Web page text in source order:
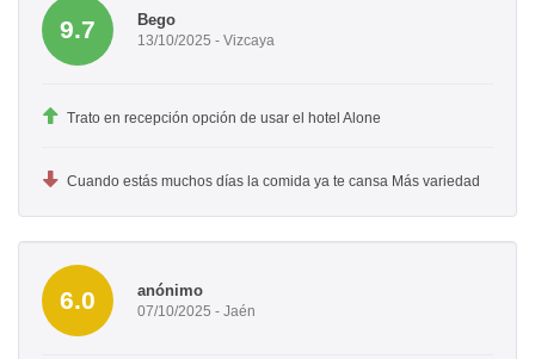
9.7 Bego
13/10/2025 - Vizcaya
Trato en recepción opción de usar el hotel Alone
Cuando estás muchos días la comida ya te cansa Más variedad
6.0 anónimo
07/10/2025 - Jaén